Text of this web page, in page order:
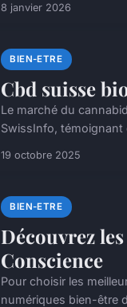
8 janvier 2026
BIEN-ETRE
Cbd suisse
Le marché du
SwissInfo, témoignant
19 octobre 2025
BIEN-ETRE
Découvrez
Conscience
Pour choisir les
numériques bien-être